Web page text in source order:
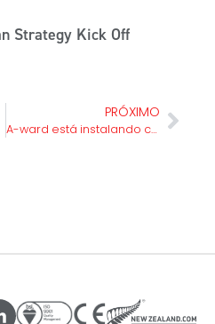
Strategy Kick Off
PRÓXIMO
A-ward está instalando cinco inclinadores de contenedores en Vietnam